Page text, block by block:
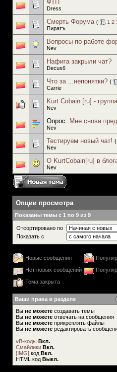
ФТП
Dress
Смерть Форума ( 1 2
Пиратъ
Вопросы по работе
Nev
Нафига закрыли чат?
Decus6
Что за ...непонятки? (
Carrie
Kurt Cobain [ru] -
Nev
Опрос: Мне снова
Nev
Тестируем новый чат! (
Nev
О KurtCobain[ru] в
Nev
Опции просмотра
Показаны темы с 1 по 9 из 9
Отсортировано по
Показать с
Новые сообщения
Нет новых сообщений
Тема закрыта
Ваши права в разделе
Вы не можете создавать темы
Вы не можете отвечать на сообщения
Вы не можете прикреплять файлы
Вы не можете редактировать
vB-коды Вкл.
Смайлики Вкл.
[IMG] код Вкл.
HTML код Выкл.